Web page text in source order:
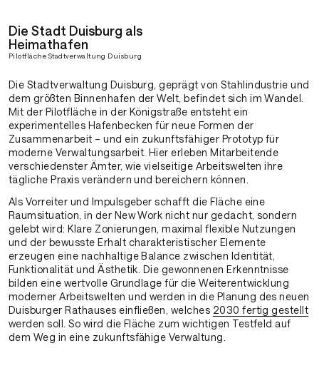
Die Stadt Duisburg als
Heimathafen
Pilotfläche Stadtverwaltung Duisburg
Die Stadtverwaltung Duisburg, geprägt von Stahlindustrie und
dem größten Binnenhafen der Welt, befindet sich im Wandel.
Mit der Pilotfläche in der Königstraße entsteht ein
experimentelles Hafenbecken für neue Formen der
Zusammenarbeit – und ein zukunftsfähiger Prototyp für
moderne Verwaltungsarbeit. Hier erleben Mitarbeitende
verschiedenster Ämter, wie vielseitige Arbeitswelten ihre
tägliche Praxis verändern und bereichern können.
Als Vorreiter und Impulsgeber schafft die Fläche eine
Raumsituation, in der New Work nicht nur gedacht, sondern
gelebt wird: Klare Zonierungen, maximal flexible Nutzungen
und der bewusste Erhalt charakteristischer Elemente
erzeugen eine nachhaltige Balance zwischen Identität,
Funktionalität und Ästhetik. Die gewonnenen Erkenntnisse
bilden eine wertvolle Grundlage für die Weiterentwicklung
moderner Arbeitswelten und werden in die Planung des neuen
Duisburger Rathauses einfließen, welches 2030 fertig gestellt
werden soll. So wird die Fläche zum wichtigen Testfeld auf
dem Weg in eine zukunftsfähige Verwaltung.